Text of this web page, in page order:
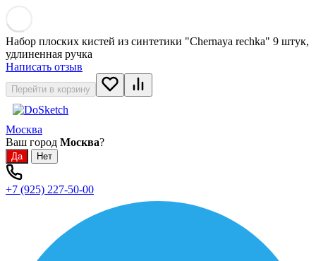
Набор плоских кистей из синтетики "Chernaya rechka" 9 штук,
удлиненная ручка
Написать отзыв
Перейти в корзину
Москва
Ваш город Москва?
+7 (925) 227-50-00